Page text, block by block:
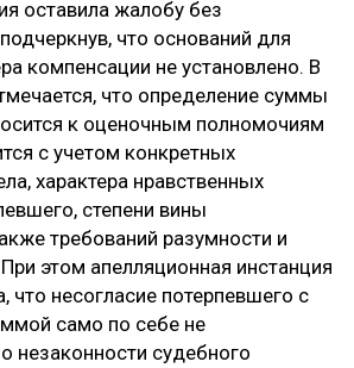
оставила жалобу без
что оснований для
компенсации не установлено. В
что определение суммы
к оценочным полномочиям
с учетом конкретных
характера нравственных
степени вины
требований разумности и
этом апелляционная инстанция
что несогласие потерпевшего с
само по себе не
незаконности судебного